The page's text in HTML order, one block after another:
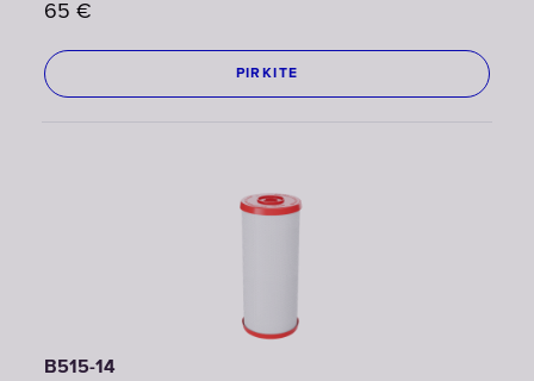
65 €
PIRKITE
B515-14